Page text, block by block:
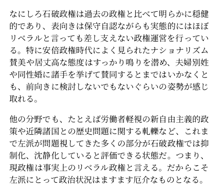
なにしろ石破政権は過去の政権と比べて明らかに穏健
的であり、表向きは保守自認ながらも実態的にはほぼ
リベラルと言っても差し支えない政権運営を行ってい
る。特に安倍政権時代によく見られたナショナリズム
賛美や居丈高な態度はすっかり鳴りを潜め、夫婦別姓
や同性婚に諸手を挙げて賛同するとまではいかなくと
も、前向きに検討しないでもないぐらいの姿勢が感じ
取れる。
他の分野でも、たとえば労働者軽視の新自由主義的政
策や近隣諸国との歴史問題に関する軋轢など、これま
で左派が問題視してきた多くの部分が石破政権では抑
制化、沈静化していると評価できる状態だ。つまり、
現政権は事実上のリベラル政権と言える。だからこそ
左派にとって政治状況はますます厄介なものとなる。